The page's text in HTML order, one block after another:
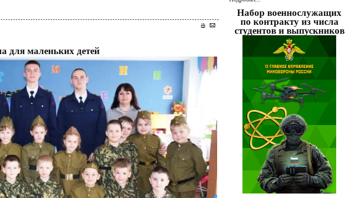
для маленьких детей
Набор военнослужащих
по контракту из числа
студентов и выпускников